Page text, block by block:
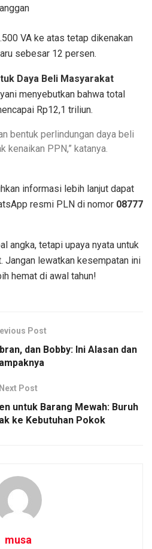
VA ke atas tetap dikenakan
sebesar 12 persen.
Daya Beli Masyarakat
menyebutkan bahwa total
Rp12,1 triliun.
bentuk perlindungan daya beli
kenaikan PPN,” katanya.
informasi lebih lanjut dapat
resmi PLN di nomor 08777
angka, tetapi upaya nyata untuk
Jangan lewatkan kesempatan ini
hemat di awal tahun!
Post
dan Bobby: Ini Alasan dan
Next Post
untuk Barang Mewah: Buruh
ke Kebutuhan Pokok
musa